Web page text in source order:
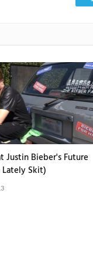
Justin Bieber's Future
Lately Skit)